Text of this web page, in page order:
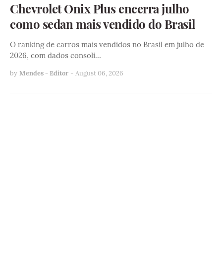
Chevrolet Onix Plus encerra julho
como sedan mais vendido do Brasil
O ranking de carros mais vendidos no Brasil em julho de
2026, com dados consoli…
by Mendes - Editor - August 06, 2026